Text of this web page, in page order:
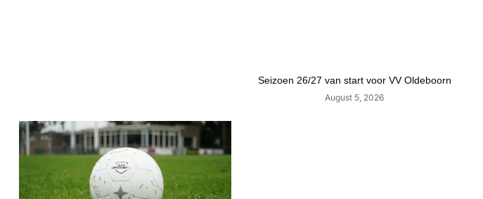
Seizoen 26/27 van start voor VV Oldeboorn
August 5, 2026